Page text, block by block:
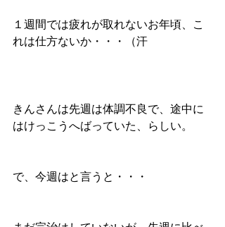
１週間では疲れが取れないお年頃、こ
れは仕方ないか・・・（汗
きんさんは先週は体調不良で、途中に
はけっこうへばっていた、らしい。
で、今週はと言うと・・・